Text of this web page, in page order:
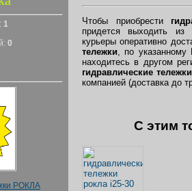
1
0
РОКЛА
Чтобы приобрести
придется выходить
курьеры оперативно
тележки, по
находитесь в другом
гидравлические тележки
компанией (доставка до
C этим